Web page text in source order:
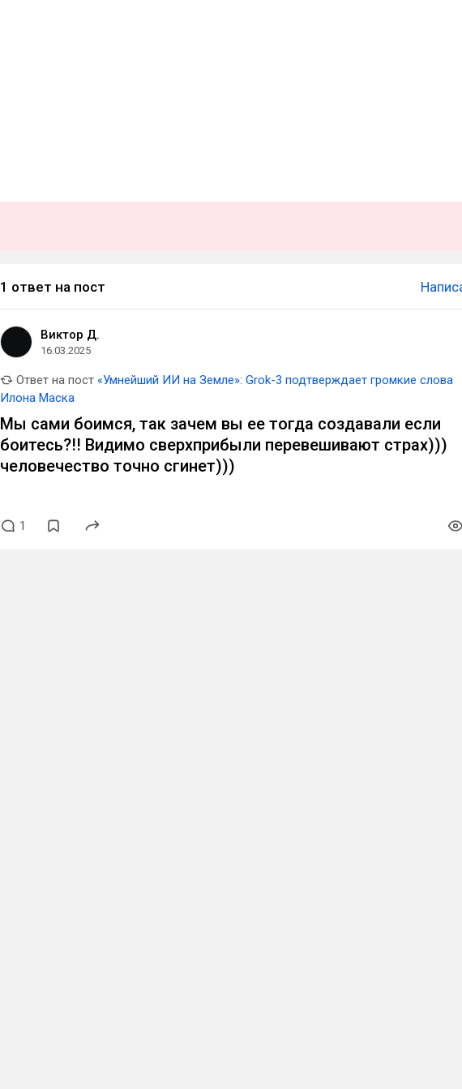
1 ответ на пост
Виктор Д.
16.03.2025
Ответ на пост «Умнейший ИИ на Земле»: Grok-3 подтверждает громкие слова
Илона Маска
Мы сами боимся, так зачем вы ее тогда создавали если
боитесь?!! Видимо сверхприбыли перевешивают страх)))
человечество точно сгинет)))
1